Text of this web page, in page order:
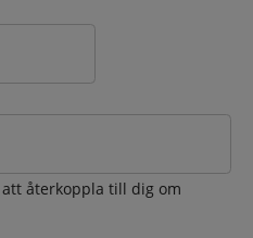
återkoppla till dig om